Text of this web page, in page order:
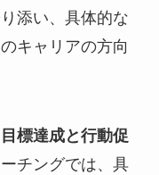
添い、具体的な
キャリアの方向
目標達成と行動促
チングでは、具